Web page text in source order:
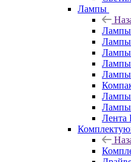
Лампы
Лампы
Лампы
Лампы
Лампы
Лампы
Лампы
Лампы
Лента